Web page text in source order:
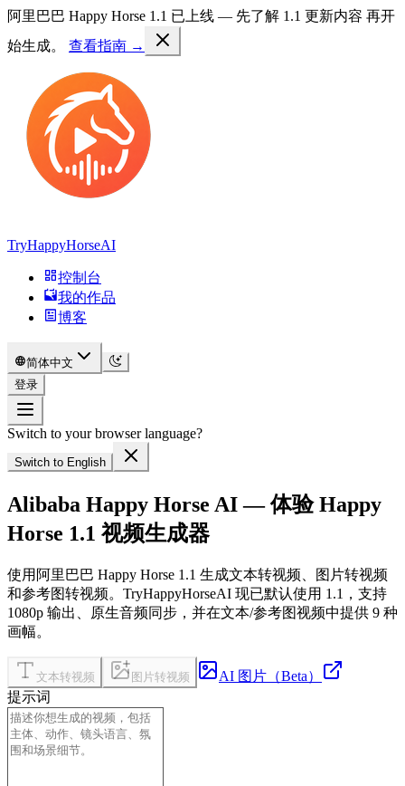
阿里巴巴 Happy Horse 1.1 已上线 — 先了解 1.1 更新内容 再开
始生成。
查看指南 →
TryHappyHorseAI
控制台
我的作品
博客
简体中文
登录
Switch to your browser language?
Switch to English
Alibaba Happy Horse AI — 体验 Happy
Horse 1.1 视频生成器
使用阿里巴巴 Happy Horse 1.1 生成文本转视频、图片转视频
和参考图转视频。TryHappyHorseAI 现已默认使用 1.1，支持
1080p 输出、原生音频同步，并在文本/参考图视频中提供 9 种
画幅。
文本转视频 图片转视频
AI 图片（Beta）
提示词